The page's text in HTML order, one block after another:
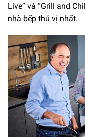
Live” và “Grill and
nhà bếp thú vị nhất.